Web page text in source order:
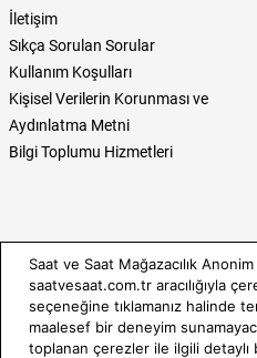
İletişim
Sıkça Sorulan Sorular
Kullanım Koşulları
Kişisel Verilerin Korunması ve
Aydınlatma Metni
Bilgi Toplumu Hizmetleri
Saat ve Saat
Hakkımızda
Neden Saat ve Saat
Saat ve Saat Mağazacılık
saatvesaat.com.tr aracılığıyla
seçeneğine tıklamanız halinde
maalesef bir deneyim
toplanan çerezler ile ilgili detaylı